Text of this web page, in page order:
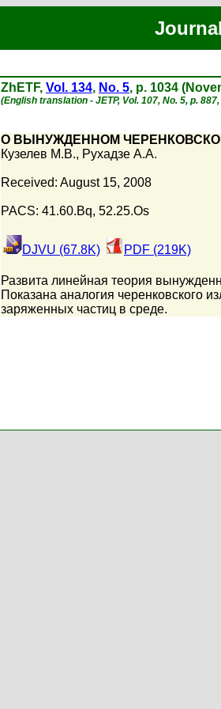
ZhETF, Vol. 134, No. 5, p. 1034
(English translation - JETP, Vol. 107, No. 5, p.
О ВЫНУЖДЕННОМ
Кузелев М.В., Рухадзе А.А.
Received: August 15, 2008
PACS: 41.60.Bq, 52.25.Os
DJVU (67.8K) PDF (219K)
Развита линейная теория
Показана аналогия черенковского
заряженных частиц в среде.